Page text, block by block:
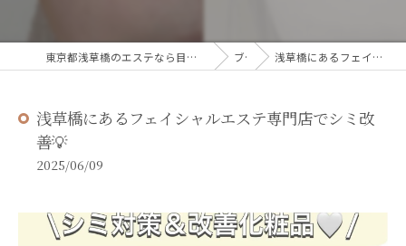
東京都浅草橋のエステなら目の、シワとたるみのフェイシャル専門店 regalo ブログ 浅草橋にあるフェイシャルエステ専門店でシミ改善💡
浅草橋にあるフェイシャルエステ専門店でシミ改
善💡
2025/06/09